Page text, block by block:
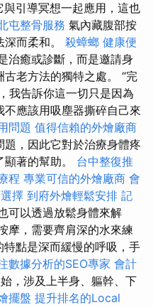
與引導冥想一起應用，這也
屯整骨服務 氣內藏腹部按
而柔和。 殺蟑螂 健康便
治癒或診斷，而是邀請身
老方法的獨特之處。 “完
我告訴你這一切只是因為
應該用吸塵器撕碎自己來
問題 值得信賴的外燴廠商
，因此它對於治療身體疼
著的幫助。 台中整復推
程 專業可信的外燴廠商 會
擇 到府外燴輕鬆安排 記
可以透過放鬆身體來解
摩，需要齊肩深的水來練
特點是深而緩慢的呼吸，手
數據分析的SEO專家 會計
，涉及上半身、軀幹、下
擺盤 提升排名的Local